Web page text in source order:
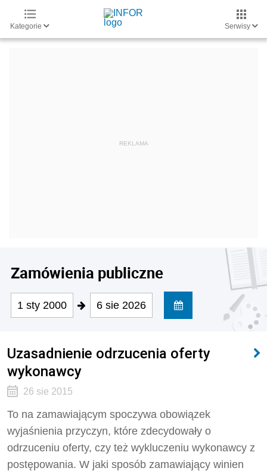
Kategorie Serwisy
Zamówienia publiczne
1 sty 2000 6 sie 2026
Uzasadnienie odrzucenia oferty
wykonawcy
26 sie 2015
To na zamawiającym spoczywa obowiązek
wyjaśnienia przyczyn, które zdecydowały o
odrzuceniu oferty, czy też wykluczeniu wykonawcy z
postępowania. W jaki sposób zamawiający winien